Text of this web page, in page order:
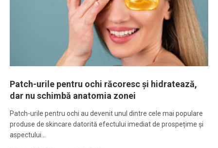
Patch-urile pentru ochi răcoresc și hidratează,
dar nu schimbă anatomia zonei
Patch-urile pentru ochi au devenit unul dintre cele mai populare
produse de skincare datorită efectului imediat de prospețime și
aspectului…